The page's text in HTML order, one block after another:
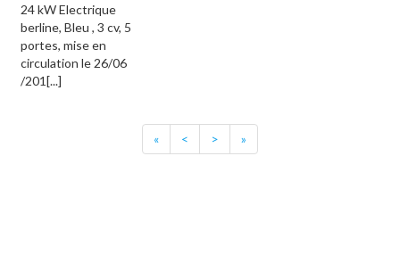
24 kW Electrique
berline, Bleu , 3 cv, 5
portes, mise en
circulation le 26/06
/201[...]
« < > »